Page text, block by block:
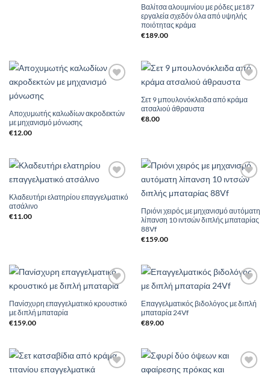
Βαλίτσα αλουμινίου με ρόδες με187
εργαλεία σχεδόν όλα από υψηλής
ποιότητας κράμα
€189.00
Αποχυμωτής καλωδίων ακροδεκτών
με μηχανισμό μόνωσης
€12.00
Wishlist
Σετ 9 μπουλονόκλειδα από κράμα
ατσαλιού άθραυστα
€8.00
Wishlist
Κλαδευτήρι ελατηρίου επαγγελματικό
ατσάλινο
€11.00
Πριόνι χειρός με μηχανισμό αυτόματη
λίπανση 10 ιντσών διπλής μπαταρίας
88Vf
€159.00
Add to
Πανίσχυρη επαγγελματικό κρουστικό
με διπλή μπαταρία
€159.00
Wishlist
Επαγγελματικός βιδολόγος με διπλή
μπαταρία 24Vf
€89.00